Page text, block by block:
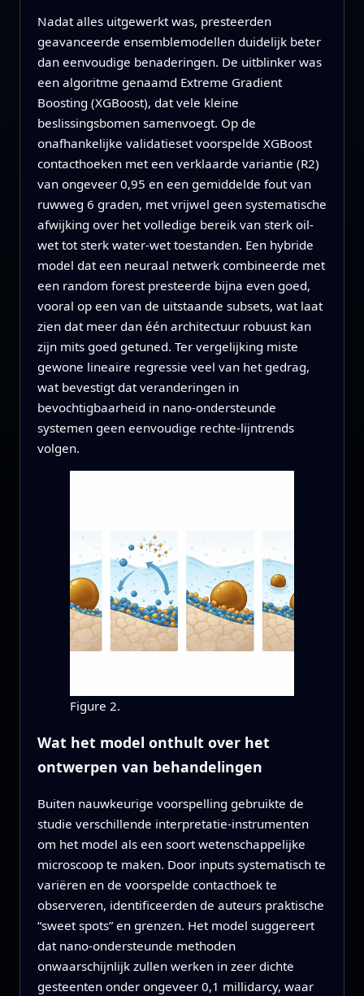
Nadat alles uitgewerkt was, presteerden
geavanceerde ensemblemodellen duidelijk beter
dan eenvoudige benaderingen. De uitblinker was
een algoritme genaamd Extreme Gradient
Boosting (XGBoost), dat vele kleine
beslissingsbomen samenvoegt. Op de
onafhankelijke validatieset voorspelde XGBoost
contacthoeken met een verklaarde variantie (R2)
van ongeveer 0,95 en een gemiddelde fout van
ruwweg 6 graden, met vrijwel geen systematische
afwijking over het volledige bereik van sterk oil-
wet tot sterk water-wet toestanden. Een hybride
model dat een neuraal netwerk combineerde met
een random forest presteerde bijna even goed,
vooral op een van de uitstaande subsets, wat laat
zien dat meer dan één architectuur robuust kan
zijn mits goed getuned. Ter vergelijking miste
gewone lineaire regressie veel van het gedrag,
wat bevestigt dat veranderingen in
bevochtigbaarheid in nano-ondersteunde
systemen geen eenvoudige rechte-lijntrends
volgen.
Figure 2.
Wat het model onthult over het
ontwerpen van behandelingen
Buiten nauwkeurige voorspelling gebruikte de
studie verschillende interpretatie-instrumenten
om het model als een soort wetenschappelijke
microscoop te maken. Door inputs systematisch te
variëren en de voorspelde contacthoek te
observeren, identificeerden de auteurs praktische
“sweet spots” en grenzen. Het model suggereert
dat nano-ondersteunde methoden
onwaarschijnlijk zullen werken in zeer dichte
gesteenten onder ongeveer 0,1 millidarcy, waar